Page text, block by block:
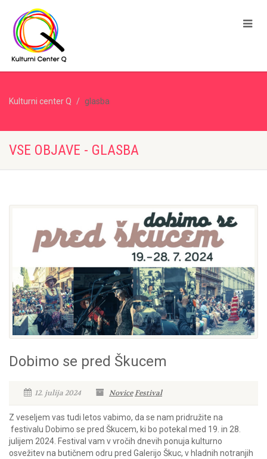
Kulturni center Q glasba
VSE OBJAVE - GLASBA
Dobimo se pred Škucem
12. julija 2024 NoviceFestival
Z veseljem vas tudi letos vabimo, da se nam pridružite na
festivalu Dobimo se pred Škucem, ki bo potekal med 19. in 28.
julijem 2024. Festival vam v vročih dnevih ponuja kulturno
osvežitev na butičnem odru pred Galerijo Škuc, v hladnih notranjih